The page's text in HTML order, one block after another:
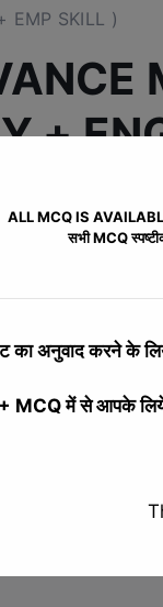
EMP SKILL )
+
(FREE)
ALL MCQ IS
सभी MCQ
का अनुवाद करने के
में से आपके लिये